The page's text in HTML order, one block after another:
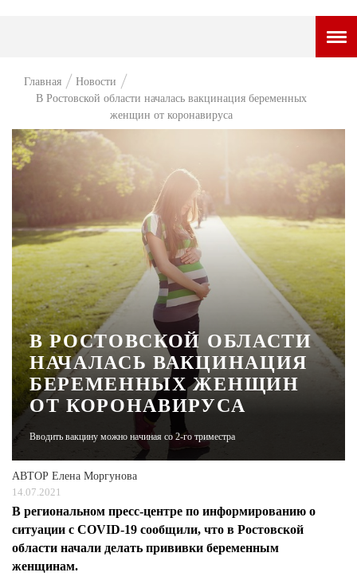
НОВОСТИ
ТАМ И ТУТ
СТИЛЬ ЖИЗНИ
ХАЙП
ЧЕЛОВЕК ОСОБЕННЫЙ
АФИША
ЖУРНАЛ
Главная
Новости
В Ростовской области началась вакцинация беременных
женщин от коронавируса
В РОСТОВСКОЙ ОБЛАСТИ
НАЧАЛАСЬ ВАКЦИНАЦИЯ
БЕРЕМЕННЫХ ЖЕНЩИН
ОТ КОРОНАВИРУСА
Вводить вакцину можно начиная со 2-го триместра
АВТОР Елена Моргунова
14.07.2021
В региональном пресс-центре по информированию о
ситуации с COVID-19 сообщили, что в Ростовской
области начали делать прививки беременным
женщинам.